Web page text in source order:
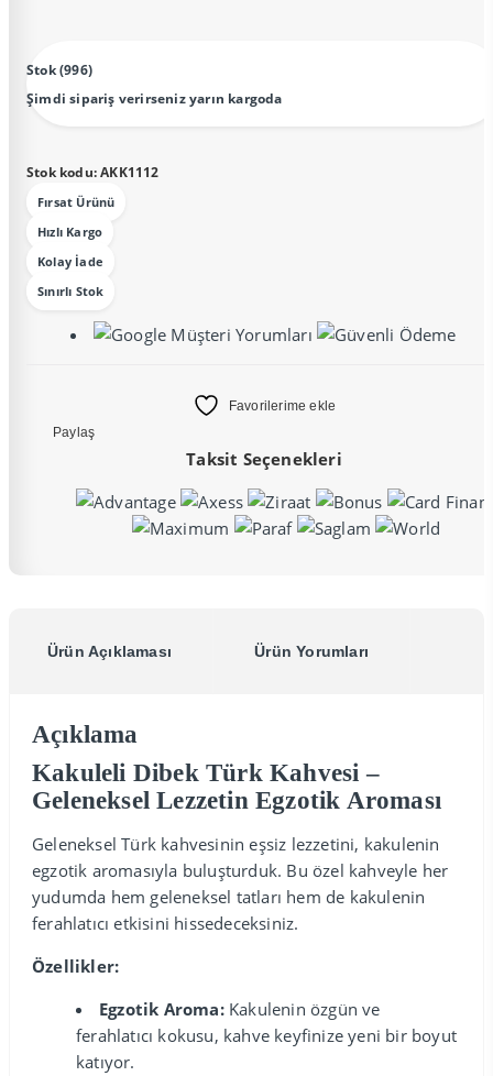
Stok (996)
Şimdi sipariş verirseniz yarın kargoda
Stok kodu:AKK1112
Fırsat Ürünü
Hızlı Kargo
Kolay İade
Sınırlı Stok
Favorilerime ekle
Paylaş
Taksit Seçenekleri
Ürün Açıklaması Ürün Yorumları
Açıklama
Kakuleli Dibek Türk Kahvesi –
Geleneksel Lezzetin Egzotik Aroması
Geleneksel Türk kahvesinin eşsiz lezzetini, kakulenin
egzotik aromasıyla buluşturduk. Bu özel kahveyle her
yudumda hem geleneksel tatları hem de kakulenin
ferahlatıcı etkisini hissedeceksiniz.
Özellikler:
Egzotik Aroma:Kakulenin özgün ve
ferahlatıcı kokusu, kahve keyfinize yeni bir boyut
katıyor.